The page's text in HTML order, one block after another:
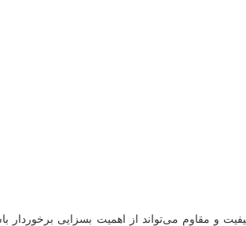
و مقاوم می‌تواند از اهمیت بسزایی برخوردار